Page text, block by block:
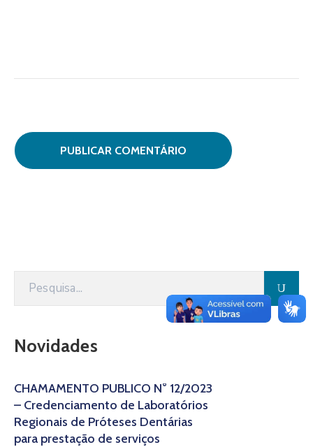
Novidades
CHAMAMENTO PÚBLICO N° 12/2023
– Credenciamento de Laboratórios
Regionais de Próteses Dentárias
para prestação de serviços